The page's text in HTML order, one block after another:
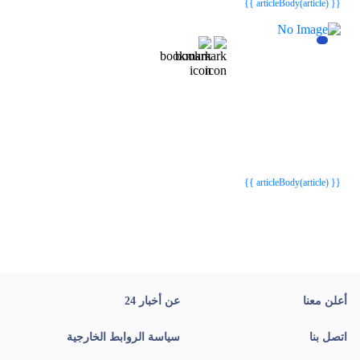
{{ articleBody(article) }}
{{ articleBody(article) }}
أعلن معنا عن أخبار 24
اتصل بنا سياسة الروابط الخارجية